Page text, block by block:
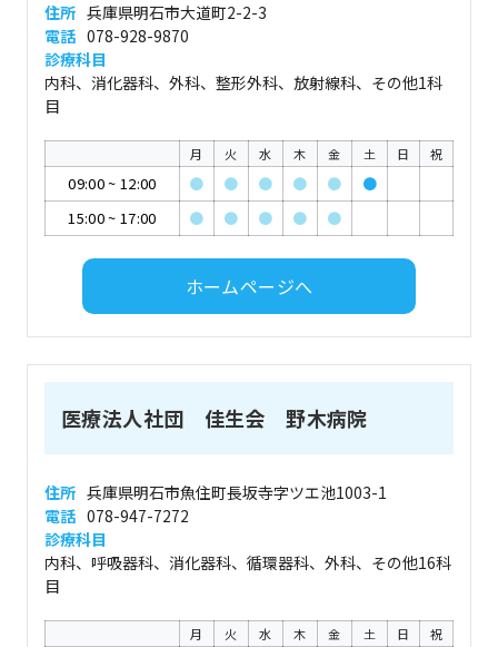
住所 兵庫県明石市大道町2-2-3
電話 078-928-9870
診療科目
内科、消化器科、外科、整形外科、放射線科、その他1科
目
月 火 水 木 金 土 日 祝
09:00~ 12:00 ● ● ● ● ●
●
15:00~ 17:00 ● ● ● ● ●
ホームページへ
医療法人社団 佳生会 野木病院
住所 兵庫県明石市魚住町長坂寺字ツエ池1003-1
電話 078-947-7272
診療科目
内科、呼吸器科、消化器科、循環器科、外科、その他16科
目
月 火 水 木 金 土 日 祝